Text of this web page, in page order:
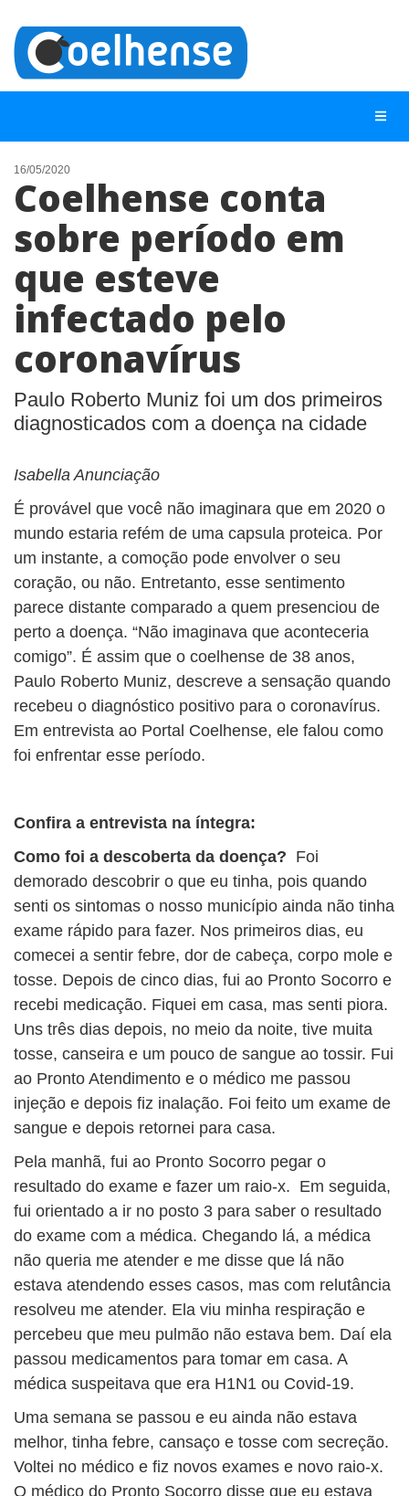
NOTÍCIAS
LISTA DIGITAL
CONTATO
ANUNCIE
16/05/2020
Coelhense conta
sobre período em
que esteve
infectado pelo
coronavírus
Paulo Roberto Muniz foi um dos primeiros
diagnosticados com a doença na cidade
Isabella Anunciação
É provável que você não imaginara que em 2020 o
mundo estaria refém de uma capsula proteica. Por
um instante, a comoção pode envolver o seu
coração, ou não. Entretanto, esse sentimento
parece distante comparado a quem presenciou de
perto a doença. “Não imaginava que aconteceria
comigo”. É assim que o coelhense de 38 anos,
Paulo Roberto Muniz, descreve a sensação quando
recebeu o diagnóstico positivo para o coronavírus.
Em entrevista ao Portal Coelhense, ele falou como
foi enfrentar esse período.
Confira a entrevista na íntegra:
Como foi a descoberta da doença? Foi
demorado descobrir o que eu tinha, pois quando
senti os sintomas o nosso município ainda não tinha
exame rápido para fazer. Nos primeiros dias, eu
comecei a sentir febre, dor de cabeça, corpo mole e
tosse. Depois de cinco dias, fui ao Pronto Socorro e
recebi medicação. Fiquei em casa, mas senti piora.
Uns três dias depois, no meio da noite, tive muita
tosse, canseira e um pouco de sangue ao tossir. Fui
ao Pronto Atendimento e o médico me passou
injeção e depois fiz inalação. Foi feito um exame de
sangue e depois retornei para casa.
Pela manhã, fui ao Pronto Socorro pegar o
resultado do exame e fazer um raio-x. Em seguida,
fui orientado a ir no posto 3 para saber o resultado
do exame com a médica. Chegando lá, a médica
não queria me atender e me disse que lá não
estava atendendo esses casos, mas com relutância
resolveu me atender. Ela viu minha respiração e
percebeu que meu pulmão não estava bem. Daí ela
passou medicamentos para tomar em casa. A
médica suspeitava que era H1N1 ou Covid-19.
Uma semana se passou e eu ainda não estava
melhor, tinha febre, cansaço e tosse com secreção.
Voltei no médico e fiz novos exames e novo raio-x.
O médico do Pronto Socorro disse que eu estava